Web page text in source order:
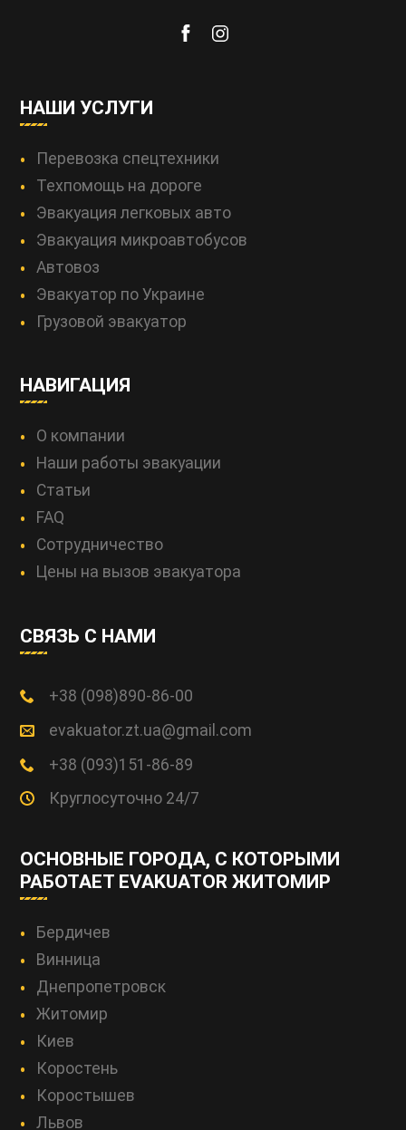
НАШИ УСЛУГИ
Перевозка спецтехники
Техпомощь на дороге
Эвакуация легковых авто
Эвакуация микроавтобусов
Автовоз
Эвакуатор по Украине
Грузовой эвакуатор
НАВИГАЦИЯ
О компании
Наши работы эвакуации
Статьи
FAQ
Сотрудничество
Цены на вызов эвакуатора
СВЯЗЬ С НАМИ
+38 (098)890-86-00
evakuator.zt.ua@gmail.com
+38 (093)151-86-89
Круглосуточно 24/7
ОСНОВНЫЕ ГОРОДА, С КОТОРЫМИ
РАБОТАЕТ EVAKUATOR ЖИТОМИР
Бердичев
Винница
Днепропетровск
Житомир
Киев
Коростень
Коростышев
Львов